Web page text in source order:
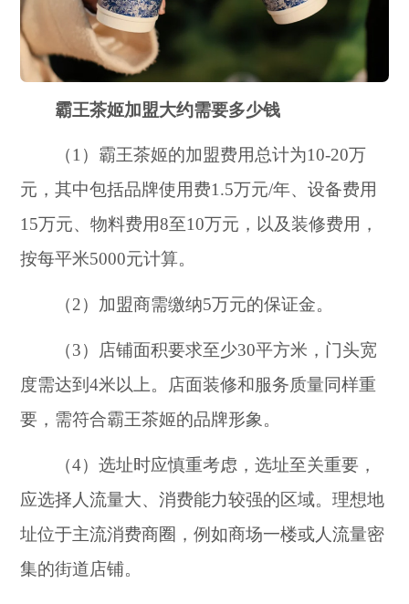
霸王茶姬加盟大约需要多少钱
（1）霸王茶姬的加盟费用总计为10-20万
元，其中包括品牌使用费1.5万元/年、设备费用
15万元、物料费用8至10万元，以及装修费用，
按每平米5000元计算。
（2）加盟商需缴纳5万元的保证金。
（3）店铺面积要求至少30平方米，门头宽
度需达到4米以上。店面装修和服务质量同样重
要，需符合霸王茶姬的品牌形象。
（4）选址时应慎重考虑，选址至关重要，
应选择人流量大、消费能力较强的区域。理想地
址位于主流消费商圈，例如商场一楼或人流量密
集的街道店铺。